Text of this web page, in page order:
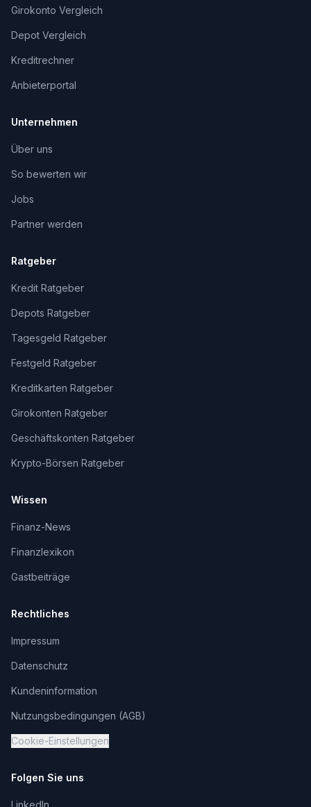
Girokonto Vergleich
Depot Vergleich
Kreditrechner
Anbieterportal
Unternehmen
Über uns
So bewerten wir
Jobs
Partner werden
Ratgeber
Kredit Ratgeber
Depots Ratgeber
Tagesgeld Ratgeber
Festgeld Ratgeber
Kreditkarten Ratgeber
Girokonten Ratgeber
Geschäftskonten Ratgeber
Krypto-Börsen Ratgeber
Wissen
Finanz-News
Finanzlexikon
Gastbeiträge
Rechtliches
Impressum
Datenschutz
Kundeninformation
Nutzungsbedingungen (AGB)
Cookie-Einstellungen
Folgen Sie uns
LinkedIn